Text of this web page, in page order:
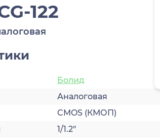
122
Болид
Аналоговая
CMOS (КМОП)
1/1.2"